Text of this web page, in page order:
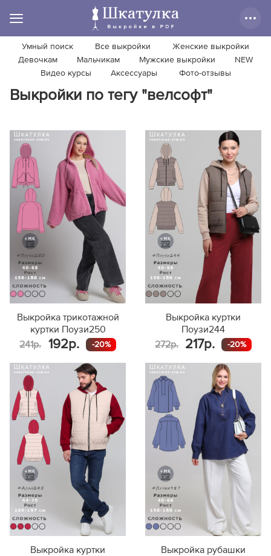
Умный поиск Все выкройки
Женские выкройки
Девочкам
Мальчикам Мужские выкройки
NEW
Видео курсы
Аксессуары Фото-отзывы
Выкройки по тегу "велсофт"
Выкройка трикотажной
куртки Поузи250
241р.
192р. -20%
Выкройка куртки
Поузи244
272р.
217р. -20%
Выкройка куртки
Выкройка рубашки